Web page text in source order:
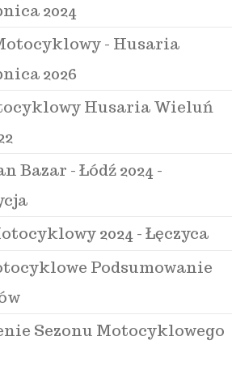
2024
- Husaria
2026
Husaria Wieluń
Bazar - Łódź 2024 -
2024 - Łęczyca
Podsumowanie
Sezonu Motocyklowego